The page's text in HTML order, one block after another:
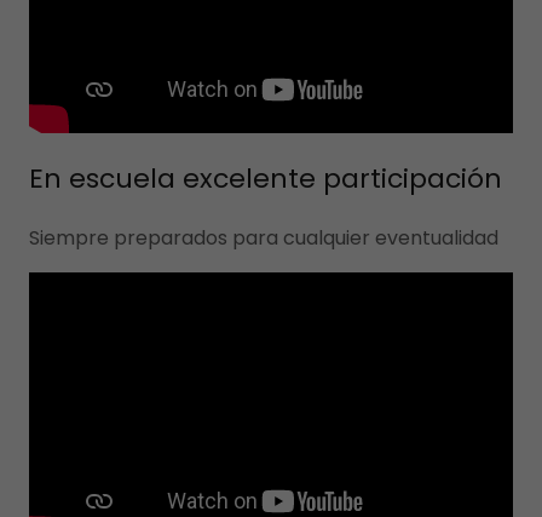
En escuela excelente participación
Siempre preparados para cualquier eventualidad